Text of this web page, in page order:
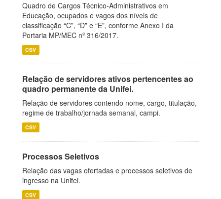
Quadro de Cargos Técnico-Administrativos em
Educação, ocupados e vagos dos níveis de
classificação “C”, “D” e “E”, conforme Anexo I da
Portaria MP/MEC nº 316/2017.
CSV
Relação de servidores ativos pertencentes ao
quadro permanente da Unifei.
Relação de servidores contendo nome, cargo, titulação,
regime de trabalho/jornada semanal, campi.
CSV
Processos Seletivos
Relação das vagas ofertadas e processos seletivos de
ingresso na Unifei.
CSV